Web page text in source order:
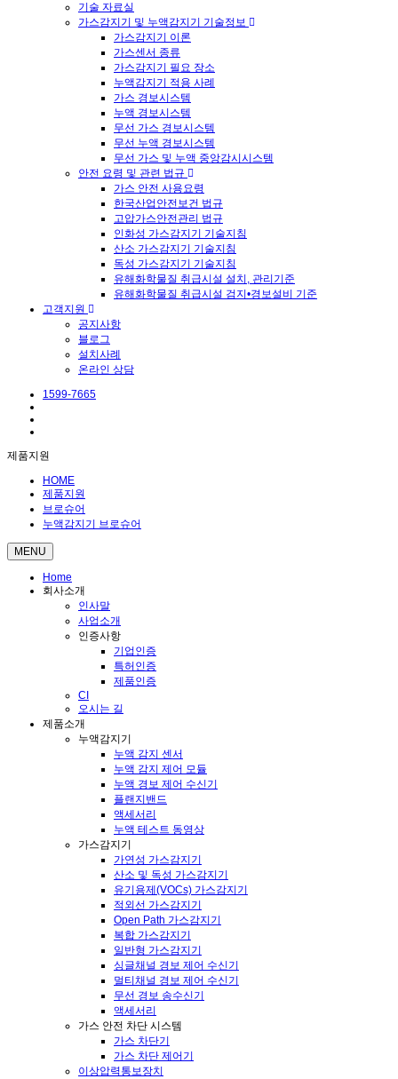
기술 자료실
가스감지기 및 누액감지기 기술정보
가스감지기 이론
가스센서 종류
가스감지기 필요 장소
누액감지기 적용 사례
가스 경보시스템
누액 경보시스템
무선 가스 경보시스템
무선 누액 경보시스템
무선 가스 및 누액 중앙감시시스템
안전 요령 및 관련 법규
가스 안전 사용요령
한국산업안전보건 법규
고압가스안전관리 법규
인화성 가스감지기 기술지침
산소 가스감지기 기술지침
독성 가스감지기 기술지침
유해화학물질 취급시설 설치, 관리기준
유해화학물질 취급시설 검지•경보설비 기준
고객지원
공지사항
블로그
설치사례
온라인 상담
1599-7665
제품지원
HOME
제품지원
브로슈어
누액감지기 브로슈어
MENU
Home
회사소개
인사말
사업소개
인증사항
기업인증
특허인증
제품인증
CI
오시는 길
제품소개
누액감지기
누액 감지 센서
누액 감지 제어 모듈
누액 경보 제어 수신기
플랜지밴드
액세서리
누액 테스트 동영상
가스감지기
가연성 가스감지기
산소 및 독성 가스감지기
유기용제(VOCs) 가스감지기
적외선 가스감지기
Open Path 가스감지기
복합 가스감지기
일반형 가스감지기
싱글채널 경보 제어 수신기
멀티채널 경보 제어 수신기
무선 경보 송수신기
액세서리
가스 안전 차단 시스템
가스 차단기
가스 차단 제어기
이상압력통보장치